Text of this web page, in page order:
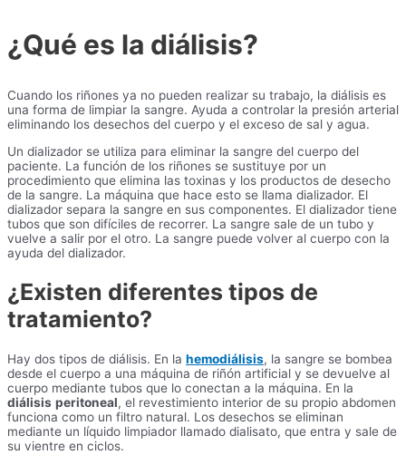
¿Qué es la diálisis?
Cuando los riñones ya no pueden realizar su trabajo, la diálisis es
una forma de limpiar la sangre. Ayuda a controlar la presión arterial
eliminando los desechos del cuerpo y el exceso de sal y agua.
Un dializador se utiliza para eliminar la sangre del cuerpo del
paciente. La función de los riñones se sustituye por un
procedimiento que elimina las toxinas y los productos de desecho
de la sangre. La máquina que hace esto se llama dializador. El
dializador separa la sangre en sus componentes. El dializador tiene
tubos que son difíciles de recorrer. La sangre sale de un tubo y
vuelve a salir por el otro. La sangre puede volver al cuerpo con la
ayuda del dializador.
¿Existen diferentes tipos de
tratamiento?
Hay dos tipos de diálisis. En la hemodiálisis, la sangre se bombea
desde el cuerpo a una máquina de riñón artificial y se devuelve al
cuerpo mediante tubos que lo conectan a la máquina. En la
diálisis peritoneal, el revestimiento interior de su propio abdomen
funciona como un filtro natural. Los desechos se eliminan
mediante un líquido limpiador llamado dialisato, que entra y sale de
su vientre en ciclos.